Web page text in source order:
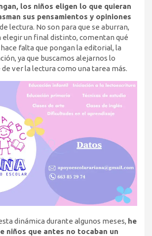
los niños eligen lo que quieran
sus pensamientos y opiniones
de lectura. No son para que se aburran,
elegir un final distinto, comentan qué
falta que pongan la editorial, la
ya que buscamos alejarnos lo
ver la lectura como una tarea más.
dinámica durante algunos meses, he
niños que antes no tocaban un